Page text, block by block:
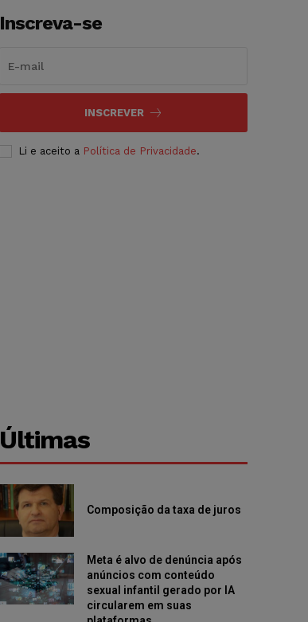
Inscreva-se
INSCREVER
Li e aceito a Política de Privacidade.
Últimas
Composição da taxa de juros
Meta é alvo de denúncia após
anúncios com conteúdo
sexual infantil gerado por IA
circularem em suas